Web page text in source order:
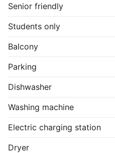
Senior friendly
Students only
Balcony
Parking
Dishwasher
Washing machine
Electric charging station
Dryer